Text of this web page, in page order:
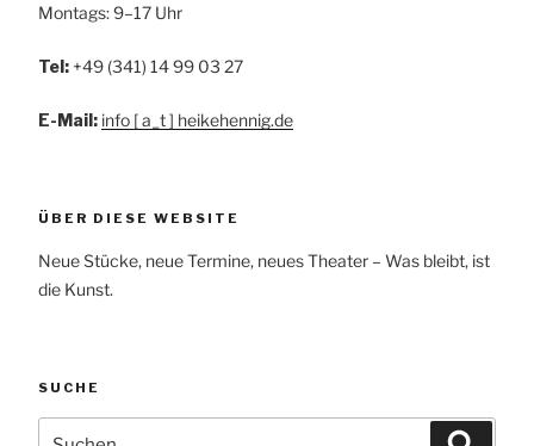
Montags: 9–17 Uhr
Tel: +49 (341) 14 99 03 27
E-Mail: info [ a_t ] heikehennig.de
ÜBER DIESE WEBSITE
Neue Stücke, neue Termine, neues Theater – Was bleibt, ist
die Kunst.
SUCHE